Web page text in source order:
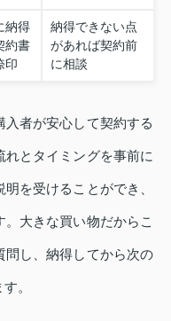
納得
約書
印
納得できない点
があれば契約前
に相談
者が安心して契約する
とタイミングを事前に
を受けることができ、
大きな買い物だからこ
問し、納得してから次の
。